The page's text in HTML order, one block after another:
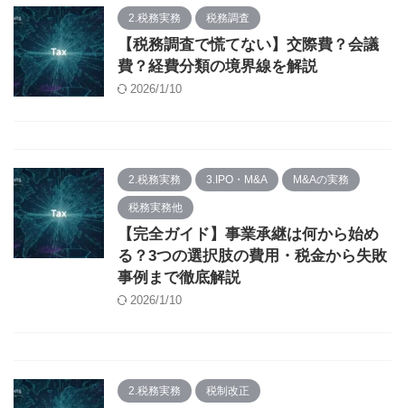
2.税務実務 税務調査
【税務調査で慌てない】交際費？会議
費？経費分類の境界線を解説
2026/1/10
2.税務実務 3.IPO・M&A M&Aの実務
税務実務他
【完全ガイド】事業承継は何から始め
る？3つの選択肢の費用・税金から失敗
事例まで徹底解説
2026/1/10
2.税務実務 税制改正